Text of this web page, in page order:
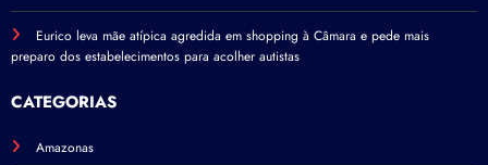
Eurico leva mãe atípica agredida em shopping à Câmara e pede mais
preparo dos estabelecimentos para acolher autistas
CATEGORIAS
Amazonas